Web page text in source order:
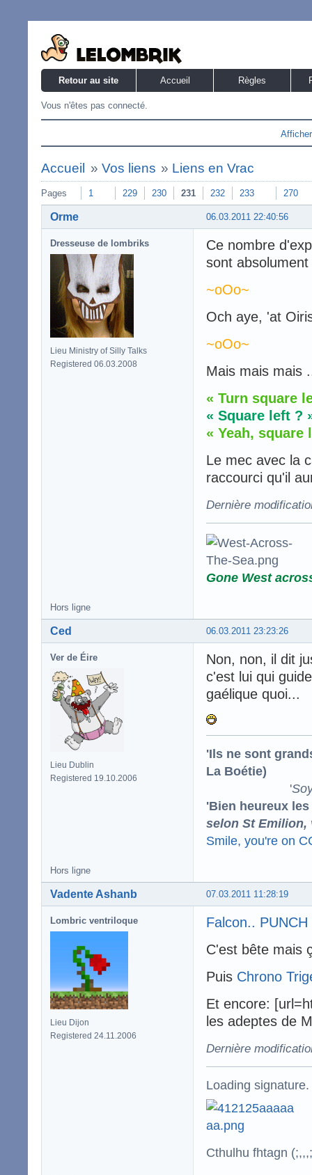
Retour au site Accueil Règles
Vous n'êtes pas connecté.
Accueil » Vos liens » Liens en Vrac
Pages 1 229 230 231 232 233 270
06.03.2011 22:40:56
Orme
Dresseuse de lombriks
Lieu Ministry of Silly Talks
Registered 06.03.2008
Ce nombre
sont
~oOo~
Och aye, 'at
~oOo~
Mais mais mais
« Turn square
« Square left ?
« Yeah,
Le mec avec la
raccourci qu'il
Dernière
Gone West
Hors ligne
06.03.2011 23:23:26
Ced
Ver de Éire
Lieu Dublin
Registered 19.10.2006
Non, non, il dit
c'est lui qui
gaélique quoi...
'Ils ne sont
La Boétie)
'
'Bien heureux
selon St Emilion,
Smile, you're on
Hors ligne
07.03.2011 11:28:19
Vadente Ashanb
Lombric ventriloque
Lieu Dijon
Registered 24.11.2006
Falcon.. PUNCH
C'est bête mais
Puis Chrono
Et encore:
les adeptes de
Dernière
Loading signature.
Cthulhu fhtagn